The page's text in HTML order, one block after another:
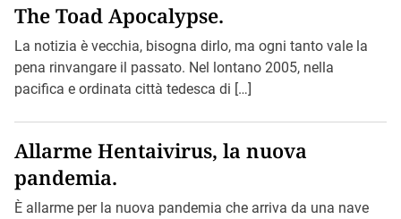
The Toad Apocalypse.
La notizia è vecchia, bisogna dirlo, ma ogni tanto vale la
pena rinvangare il passato. Nel lontano 2005, nella
pacifica e ordinata città tedesca di […]
Allarme Hentaivirus, la nuova
pandemia.
È allarme per la nuova pandemia che arriva da una nave